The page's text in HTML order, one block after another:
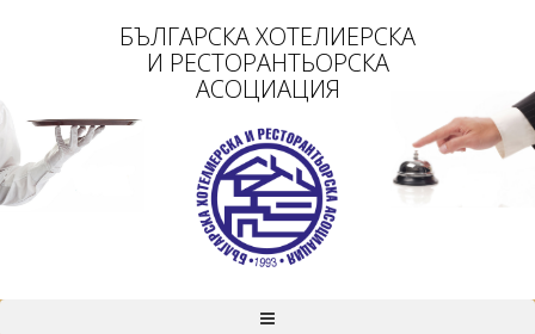
БЪЛГАРСКА ХОТЕЛИЕРСКА
И РЕСТОРАНТЬОРСКА
АСОЦИАЦИЯ